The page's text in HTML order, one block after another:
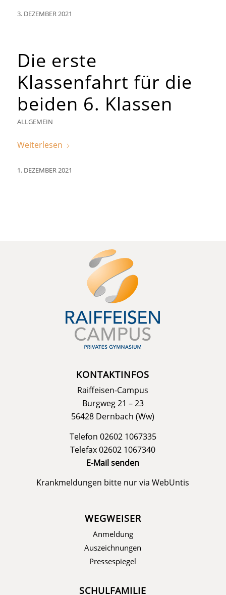
3. DEZEMBER 2021
Die erste
Klassenfahrt für die
beiden 6. Klassen
ALLGEMEIN
Weiterlesen
1. DEZEMBER 2021
KONTAKTINFOS
Raiffeisen-Campus
Burgweg 21 – 23
56428 Dernbach (Ww)
Telefon 02602 1067335
Telefax 02602 1067340
E-Mail senden
Krankmeldungen bitte nur viaWebUntis
WEGWEISER
Anmeldung
Auszeichnungen
Pressespiegel
SCHULFAMILIE